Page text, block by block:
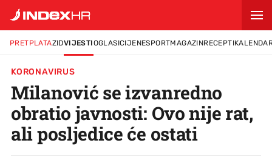
PRETPLATAZIDVIJESTIOGLASICIJENESPORTMAGAZINRECEPTI
KORONAVIRUS
Milanović se izvanredno
obratio javnosti: Ovo nije rat,
ali posljedice će ostati